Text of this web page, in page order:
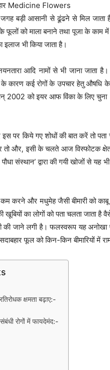
Medicine Flowers
जगह बड़ी आसानी से ढूंढने से मिल
को माला बनाने तथा पूजा के काम में
इलाज भी किया जाता है।
आदि नामों से भी जाना
कारण कई रोगों के उपचार हेतु औषधि
सन् 2002 को इयर आफ विंका के लिए
किये गए शोधों की बात करें तो पता
तो और, इसी के चलते आज विस्फोटक
संस्थान’ द्वारा की गयी खोजों से यह
करने और मधुमेह जैसी बीमारी को
का लोगों को पता चलता जाता है
की जाने लगी है। फलस्वरूप यह
फूल को किन-किन बीमारियों में
क्षमता बढ़ाए:-
रोगों में फायदेमंद:-